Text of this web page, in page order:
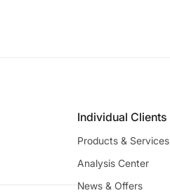
Individual Clients
Products & Services
Analysis Center
News & Offers